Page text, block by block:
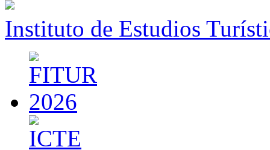
Instituto de Estudios